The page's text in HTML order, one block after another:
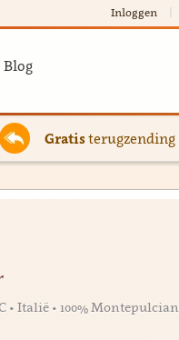
Inloggen
Blog
Gratisterugzending
Italië • 100%